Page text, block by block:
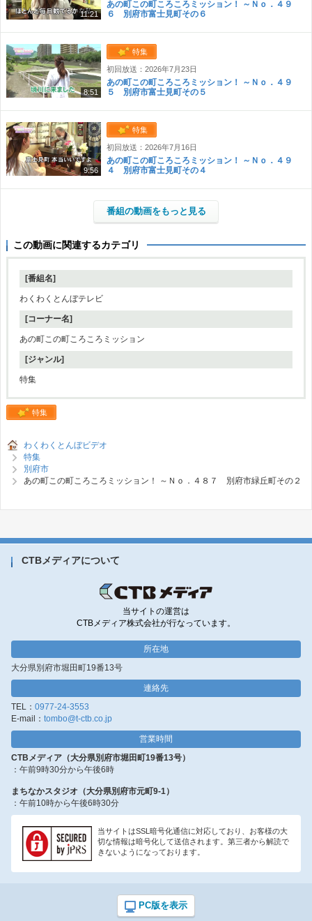
11:21
あの町この町ころころミッション！ ～Ｎｏ．４９
６ 別府市富士見町その６
8:51
特集
初回放送：2026年7月23日
あの町この町ころころミッション！ ～Ｎｏ．４９
５ 別府市富士見町その５
9:56
特集
初回放送：2026年7月16日
あの町この町ころころミッション！ ～Ｎｏ．４９
４ 別府市富士見町その４
番組の動画をもっと見る
この動画に関連するカテゴリ
[番組名]
わくわくとんぼテレビ
[コーナー名]
あの町この町ころころミッション
[ジャンル]
特集
特集
わくわくとんぼビデオ
特集
別府市
あの町この町ころころミッション！ ～Ｎｏ．４８７ 別府市緑丘町その２
CTBメディアについて
当サイトの運営は
CTBメディア株式会社が行なっています。
所在地
大分県別府市堀田町19番13号
連絡先
TEL： 0977-24-3553
E-mail： tombo@t-ctb.co.jp
営業時間
CTBメディア（大分県別府市堀田町19番13号）
：午前9時30分から午後6時
まちなかスタジオ（大分県別府市元町9-1）
：午前10時から午後6時30分
当サイトはSSL暗号化通信に対応しており、お客様の大
切な情報は暗号化して送信されます。第三者から解読で
きないようになっております。